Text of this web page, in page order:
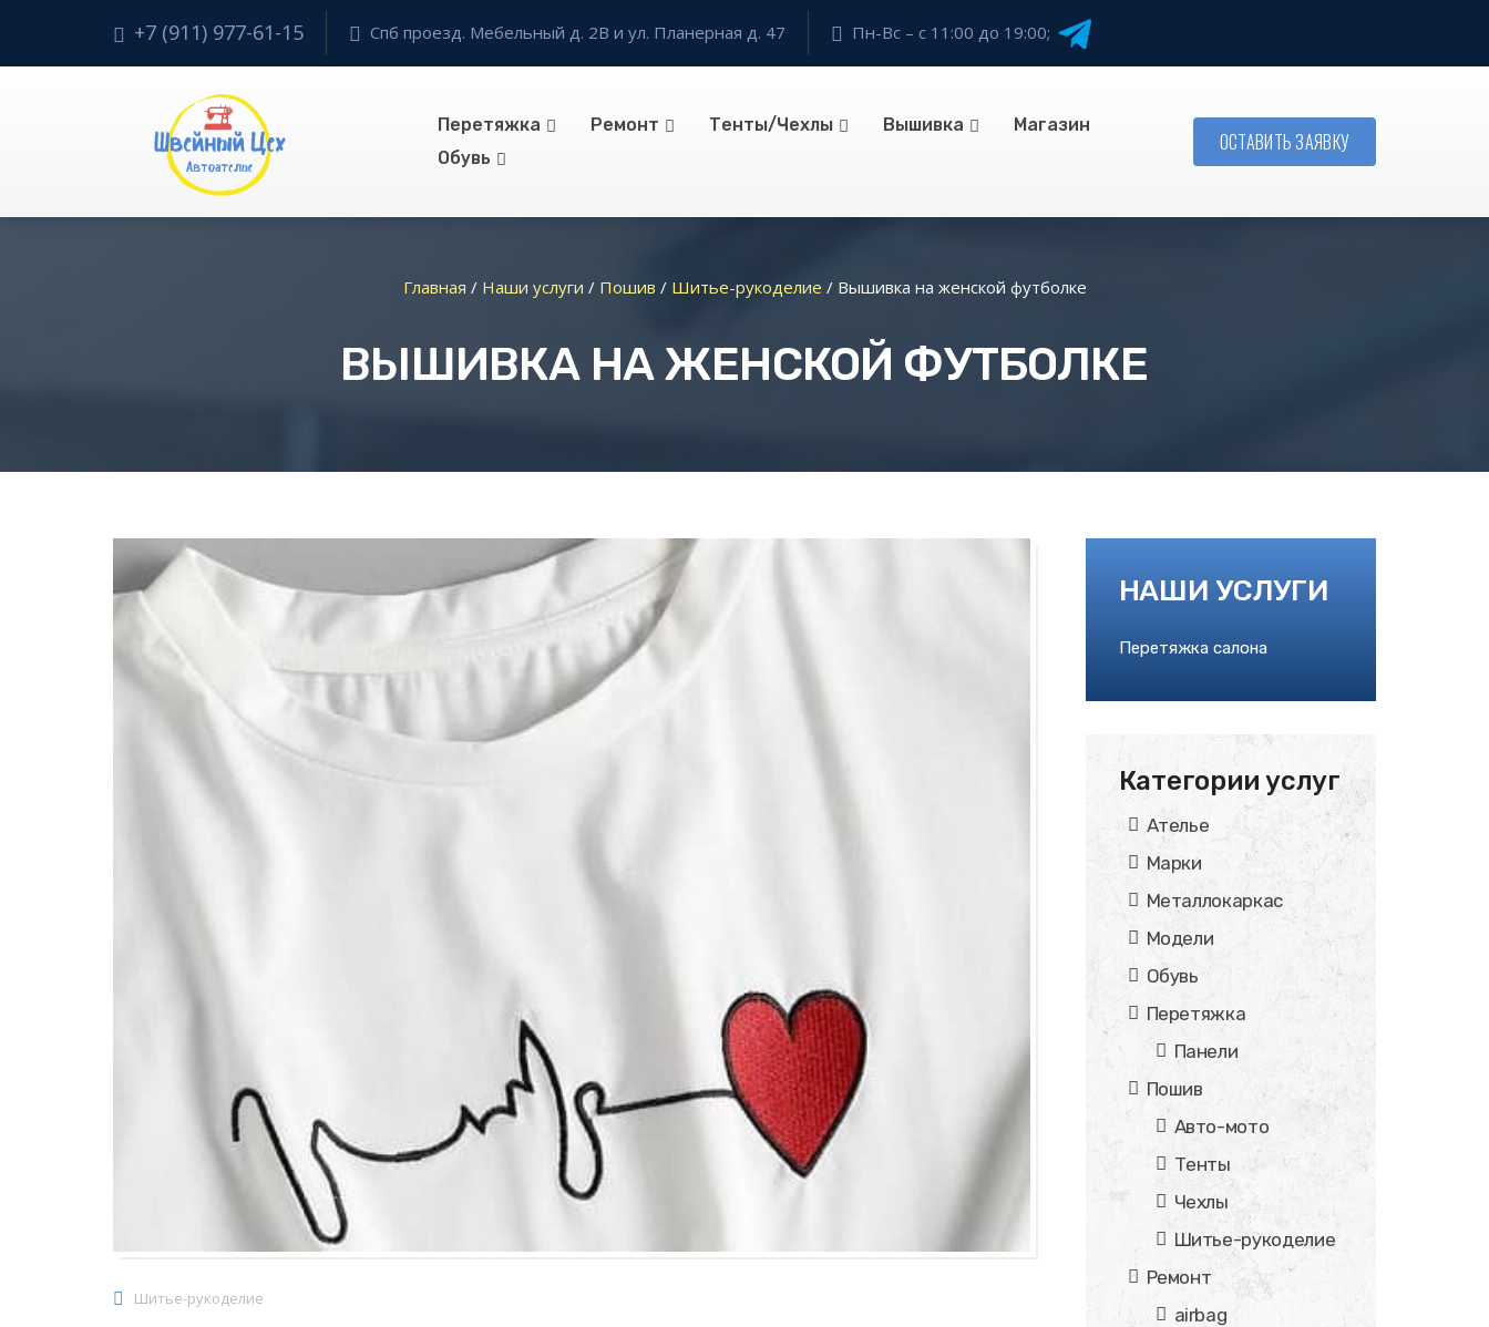
+7 (911) 977-61-15 Спб проезд. Мебельный д. 2В и ул. Планерная д. 47 Пн-Вс – с 11:00 до 19:00;
Перетяжка Ремонт Тенты/Чехлы Вышивка
Магазин
Обувь
ОСТАВИТЬ ЗАЯВКУ
Главная / Наши услуги / Пошив / Шитье-рукоделие / Вышивка на женской футболке
ВЫШИВКА НА ЖЕНСКОЙ ФУТБОЛКЕ
Шитье-рукоделие
НАШИ УСЛУГИ
Перетяжка салона
Категории услуг
Ателье
Марки
Металлокаркас
Модели
Обувь
Перетяжка
Панели
Пошив
Авто-мото
Тенты
Чехлы
Шитье-рукоделие
Ремонт
airbag